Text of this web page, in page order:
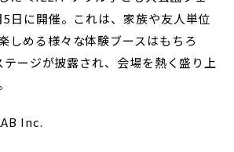
5日に開催。これは、家族や友人単位
しめる様々な体験ブースはもちろ
ージが披露され、会場を熱く盛り上
Inc.